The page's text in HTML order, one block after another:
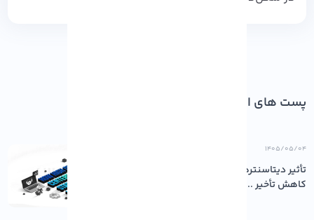
پست های اخیر
۱۴۰۵/۰۵/۰۴
تأثیر دیتاسنترهای باکیفیت بر پایداری و
کاهش تأخیر ...